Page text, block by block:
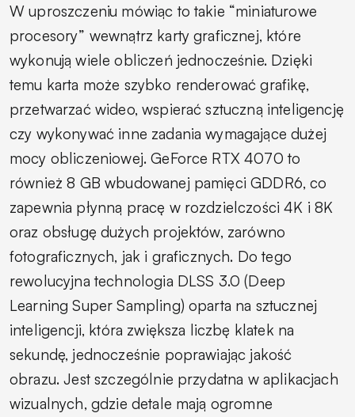
W uproszczeniu mówiąc to takie “miniaturowe
procesory” wewnątrz karty graficznej, które
wykonują wiele obliczeń jednocześnie. Dzięki
temu karta może szybko renderować grafikę,
przetwarzać wideo, wspierać sztuczną inteligencję
czy wykonywać inne zadania wymagające dużej
mocy obliczeniowej. GeForce RTX 4070 to
również 8 GB wbudowanej pamięci GDDR6, co
zapewnia płynną pracę w rozdzielczości 4K i 8K
oraz obsługę dużych projektów, zarówno
fotograficznych, jak i graficznych. Do tego
rewolucyjna technologia DLSS 3.0 (Deep
Learning Super Sampling) oparta na sztucznej
inteligencji, która zwiększa liczbę klatek na
sekundę, jednocześnie poprawiając jakość
obrazu. Jest szczególnie przydatna w aplikacjach
wizualnych, gdzie detale mają ogromne